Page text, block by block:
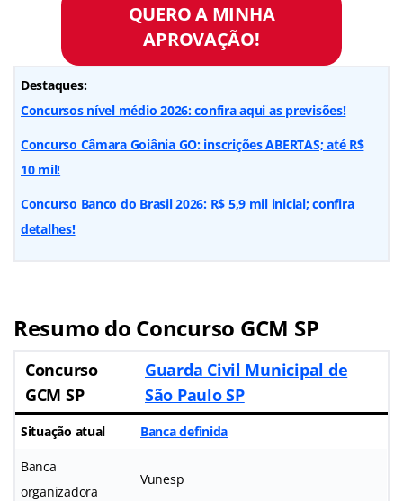
QUERO A MINHA
APROVAÇÃO!
Destaques:
Concursos nível médio 2026: confira aqui as previsões!
Concurso Câmara Goiânia GO: inscrições ABERTAS; até R$
10 mil!
Concurso Banco do Brasil 2026: R$ 5,9 mil inicial; confira
detalhes!
Resumo do Concurso GCM SP
Concurso
GCM SP
Guarda Civil Municipal de
São Paulo SP
Situação atual Banca definida
Banca
organizadora
Vunesp